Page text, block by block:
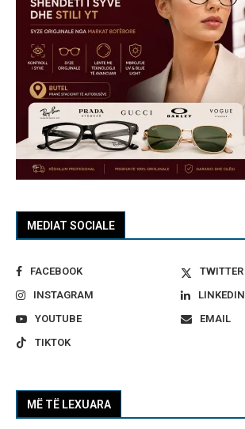
MEDIAT SOCIALE
FACEBOOK
TWITTER
INSTAGRAM
LINKEDIN
YOUTUBE
EMAIL
TIKTOK
MË TË LEXUARA